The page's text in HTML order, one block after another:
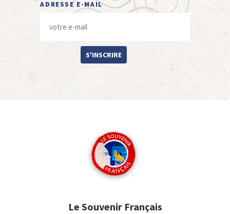
ADRESSE E-MAIL
S'INSCRIRE
Le Souvenir Français